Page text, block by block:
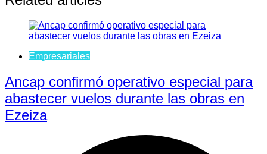
Empresariales
Ancap confirmó operativo especial para
abastecer vuelos durante las obras en
Ezeiza